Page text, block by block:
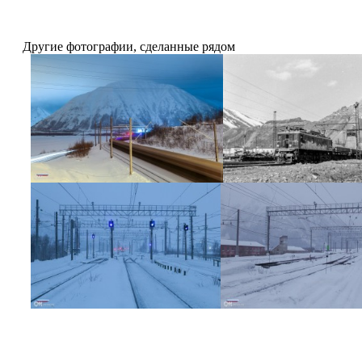
Другие фотографии, сделанные рядом